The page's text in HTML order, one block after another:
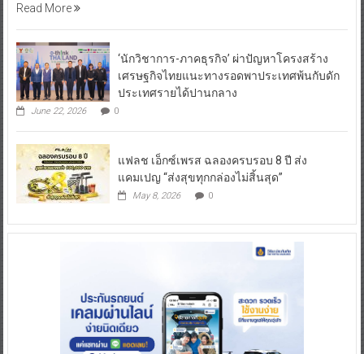
Read More
‘นักวิชาการ-ภาคธุรกิจ’ ผ่าปัญหาโครงสร้าง
เศรษฐกิจไทยแนะทางรอดพาประเทศพ้นกับดัก
ประเทศรายได้ปานกลาง
June 22, 2026 0
แฟลช เอ็กซ์เพรส ฉลองครบรอบ 8 ปี ส่ง
แคมเปญ “ส่งสุขทุกกล่องไม่สิ้นสุด”
May 8, 2026 0